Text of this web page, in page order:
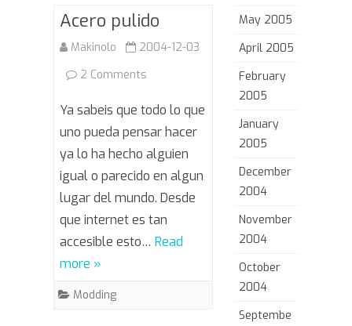
Acero pulido
Makinolo
2004-12-03
2 Comments
Acero
pulido
Ya sabeis que todo lo que
uno pueda pensar hacer
ya lo ha hecho alguien
igual o parecido en algun
lugar del mundo. Desde
que internet es tan
accesible esto… Read
more »
Modding
May 2005
April 2005
February
2005
January
2005
December
2004
November
2004
October
2004
Septembe